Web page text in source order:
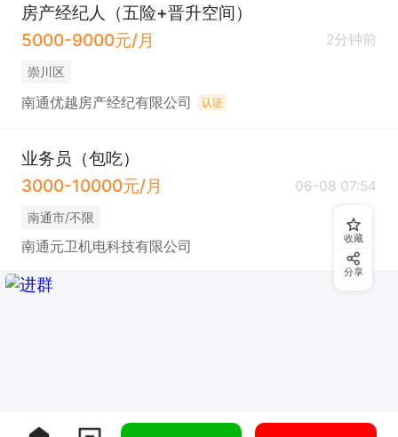
房产经纪人（五险+晋升空间）
5000-9000元/月
2分钟前
崇川区
南通优越房产经纪有限公司 认证
业务员（包吃）
3000-10000元/月
06-08 07:54
南通市/不限
南通元卫机电科技有限公司 收藏
分享